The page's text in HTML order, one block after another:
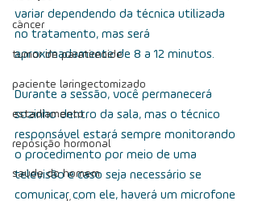
câncer
tumor de paratireoide
paciente laringectomizado
estadiamento
reposição hormonal
saúde do homem
variar dependendo da técnica utilizada
no tratamento, mas será
aproximadamente de 8 a 12 minutos.
Durante a sessão, você permanecerá
sozinho dentro da sala, mas o técnico
responsável estará sempre monitorando
o procedimento por meio de uma
televisão e caso seja necessário se
comunicar com ele, haverá um microfone